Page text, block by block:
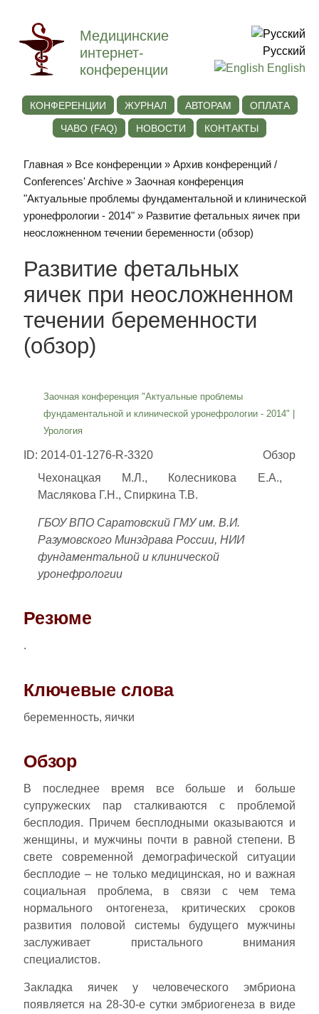
Медицинские
интернет-
конференции
Русский
English
КОНФЕРЕНЦИИ ЖУРНАЛ АВТОРАМ
ОПЛАТА
ЧАВО (FAQ)
НОВОСТИ КОНТАКТЫ
Главная » Все конференции »Архив конференций /
Conferences' Archive »Заочная конференция
"Актуальные проблемы фундаментальной и клинической
уронефрологии - 2014" » Развитие фетальных яичек при
неосложненном течении беременности (обзор)
Развитие фетальных
яичек при неосложненном
течении беременности
(обзор)
Заочная конференция "Актуальные проблемы
фундаментальной и клинической уронефрологии - 2014"
Урология
ID: 2014-01-1276-R-3320
Обзор
Чехонацкая М.Л., Колесникова Е.А.,
Маслякова Г.Н., Спиркина Т.В.
ГБОУ ВПО Саратовский ГМУ им. В.И.
Разумовского Минздрава России, НИИ
фундаментальной и клинической
уронефрологии
Резюме
.
Ключевые слова
беременность, яички
Обзор
В последнее время все больше и больше
супружеских пар сталкиваются с проблемой
бесплодия. Причем бесплодными оказываются и
женщины, и мужчины почти в равной степени. В
свете современной демографической ситуации
бесплодие – не только медицинская, но и важная
социальная проблема, в связи с чем тема
нормального онтогенеза, критических сроков
развития половой системы будущего мужчины
заслуживает пристального внимания
специалистов.
Закладка яичек у человеческого эмбриона
появляется на 28-30-е сутки эмбриогенеза в виде